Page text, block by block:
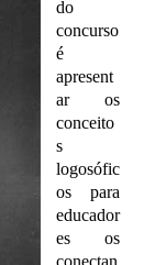
do
concurso
é
apresent
ar os
conceito
s
logosófic
os para
educador
es os
conectan